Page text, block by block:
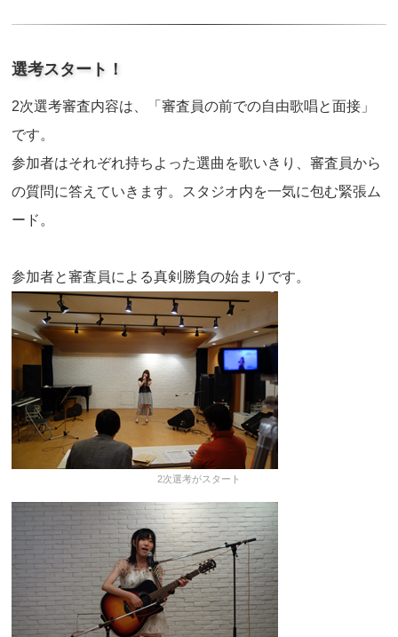
選考スタート！
2次選考審査内容は、「審査員の前での自由歌唱と面接」
です。
参加者はそれぞれ持ちよった選曲を歌いきり、審査員から
の質問に答えていきます。スタジオ内を一気に包む緊張ム
ード。
参加者と審査員による真剣勝負の始まりです。
2次選考がスタート